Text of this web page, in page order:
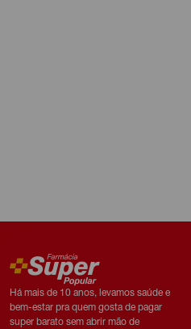
Há mais de 10 anos, levamos saúde e
bem-estar pra quem gosta de pagar
super barato sem abrir mão de